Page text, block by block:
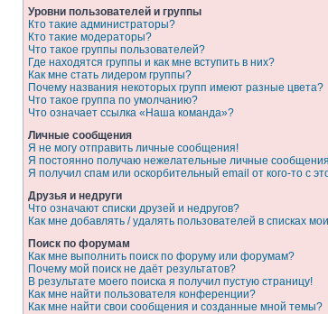
Уровни пользователей и группы
Кто такие администраторы?
Кто такие модераторы?
Что такое группы пользователей?
Где находятся группы и как мне вступить в них?
Как мне стать лидером группы?
Почему названия некоторых групп имеют разные цвета?
Что такое группа по умолчанию?
Что означает ссылка «Наша команда»?
Личные сообщения
Я не могу отправить личные сообщения!
Я постоянно получаю нежелательные личные
Я получил спам или оскорбительный email от кого-то с
Друзья и недруги
Что означают списки друзей и недругов?
Как мне добавлять / удалять пользователей в списках
Поиск по форумам
Как мне выполнить поиск по форуму или форумам?
Почему мой поиск не даёт результатов?
В результате моего поиска я получил пустую страницу!
Как мне найти пользователя конференции?
Как мне найти свои сообщения и созданные мной темы?